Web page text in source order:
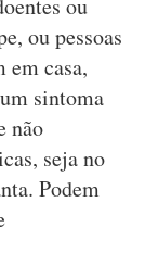
ou
ou pessoas
em casa,
sintoma
não
seja no
Podem